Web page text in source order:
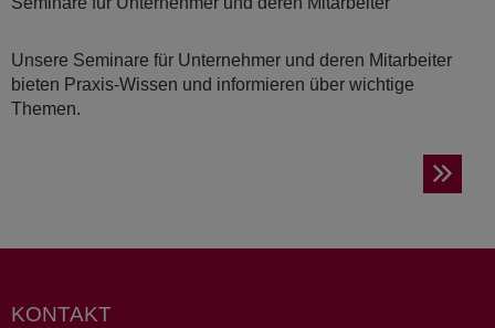
Unsere Seminare für Unternehmer und deren Mitarbeiter
bieten Praxis-Wissen und informieren über wichtige
Themen.
KONTAKT